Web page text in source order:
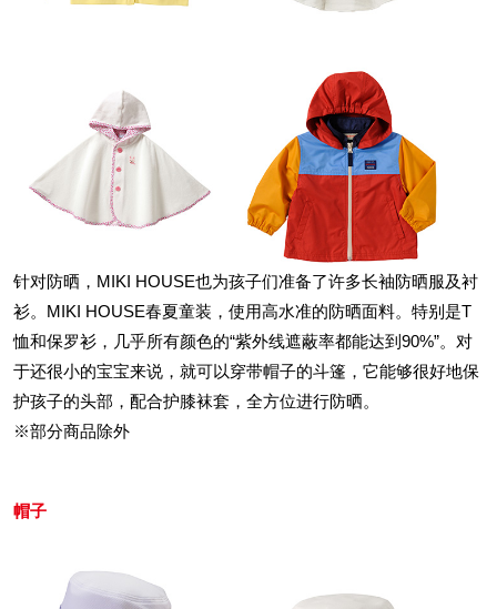
针对防晒，MIKI HOUSE也为孩子们准备了许多长袖防晒服及衬
衫。MIKI HOUSE春夏童装，使用高水准的防晒面料。特别是T
恤和保罗衫，几乎所有颜色的“紫外线遮蔽率都能达到90%”。对
于还很小的宝宝来说，就可以穿带帽子的斗篷，它能够很好地保
护孩子的头部，配合护膝袜套，全方位进行防晒。
※部分商品除外
帽子